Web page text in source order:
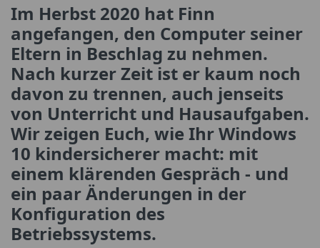
Im Herbst 2020 hat Finn
angefangen, den Computer seiner
Eltern in Beschlag zu nehmen.
Nach kurzer Zeit ist er kaum noch
davon zu trennen, auch jenseits
von Unterricht und Hausaufgaben.
Wir zeigen Euch, wie Ihr Windows
10 kindersicherer macht: mit
einem klärenden Gespräch - und
ein paar Änderungen in der
Konfiguration des
Betriebssystems.